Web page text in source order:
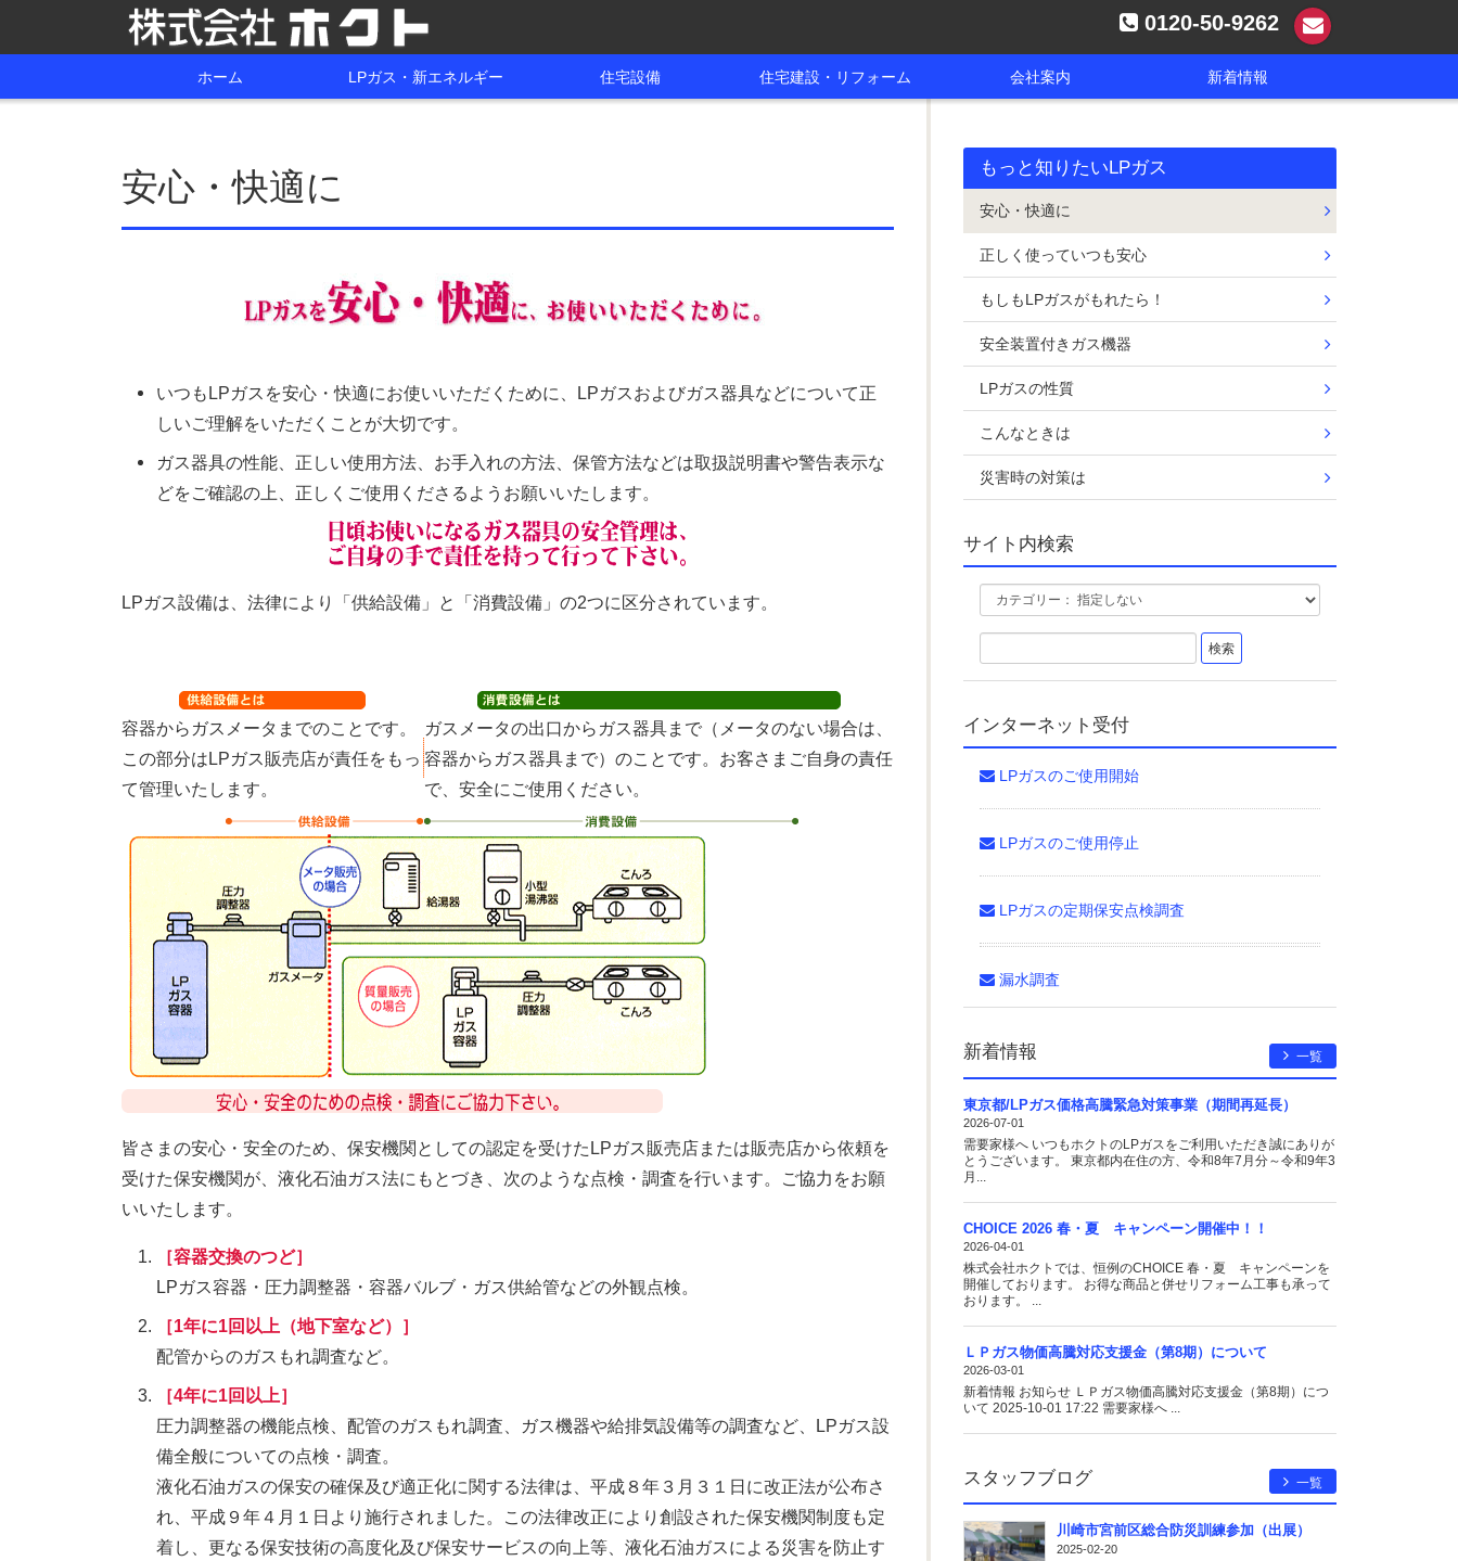
0120-50-9262 お問い合わせ
ホーム LPガス・新エネルギー 住宅設備 住宅建設・リフォーム 会社案内 新着情報
安心・快適に
いつもLPガスを安心・快適にお使いいただくために、LPガスおよびガス器具などについて正
しいご理解をいただくことが大切です。
ガス器具の性能、正しい使用方法、お手入れの方法、保管方法などは取扱説明書や警告表示な
どをご確認の上、正しくご使用くださるようお願いいたします。
LPガス設備は、法律により「供給設備」と「消費設備」の2つに区分されています。
容器からガスメータまでのことです。
この部分はLPガス販売店が責任をもっ
て管理いたします。
ガスメータの出口からガス器具まで（メータのない場合は、
容器からガス器具まで）のことです。お客さまご自身の責任
で、安全にご使用ください。
皆さまの安心・安全のため、保安機関としての認定を受けたLPガス販売店または販売店から依頼を
受けた保安機関が、液化石油ガス法にもとづき、次のような点検・調査を行います。ご協力をお願
いいたします。
［容器交換のつど］
LPガス容器・圧力調整器・容器バルブ・ガス供給管などの外観点検。
［1年に1回以上（地下室など）］
配管からのガスもれ調査など。
［4年に1回以上］
圧力調整器の機能点検、配管のガスもれ調査、ガス機器や給排気設備等の調査など、LPガス設
備全般についての点検・調査。
液化石油ガスの保安の確保及び適正化に関する法律は、平成８年３月３１日に改正法が公布さ
れ、平成９年４月１日より施行されました。この法律改正により創設された保安機関制度も定
着し、更なる保安技術の高度化及び保安サービスの向上等、液化石油ガスによる災害を防止す
もっと知りたいLPガス
安心・快適に
正しく使っていつも安心
もしもLPガスがもれたら！
安全装置付きガス機器
LPガスの性質
こんなときは
災害時の対策は
サイト内検索
インターネット受付
LPガスのご使用開始
LPガスのご使用停止
LPガスの定期保安点検調査
漏水調査
新着情報 一覧
東京都/LPガス価格高騰緊急対策事業（期間再延長）
2026-07-01
需要家様へ いつもホクトのLPガスをご利用いただき誠にありが
とうございます。 東京都内在住の方、令和8年7月分～令和9年3
月...
CHOICE 2026 春・夏 キャンペーン開催中！！
2026-04-01
株式会社ホクトでは、恒例のCHOICE 春・夏 キャンペーンを
開催しております。 お得な商品と併せリフォーム工事も承って
おります。 ...
ＬＰガス物価高騰対応支援金（第8期）について
2026-03-01
新着情報 お知らせ ＬＰガス物価高騰対応支援金（第8期）につ
いて 2025-10-01 17:22 需要家様へ ...
スタッフブログ 一覧
川崎市宮前区総合防災訓練参加（出展）
2025-02-20